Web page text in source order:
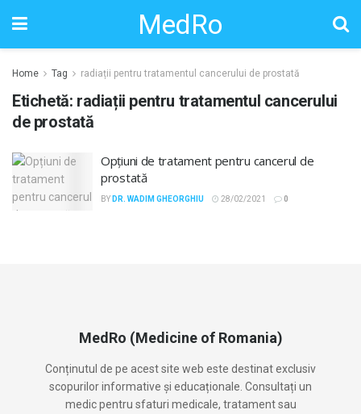
MedRo
Home Tag radiații pentru tratamentul cancerului de prostată
Etichetă: radiații pentru tratamentul cancerului
de prostată
Opțiuni de tratament pentru cancerul de
prostată
BY DR. WADIM GHEORGHIU 28/02/2021 0
MedRo (Medicine of Romania)
Conținutul de pe acest site web este destinat exclusiv
scopurilor informative și educaționale. Consultați un
medic pentru sfaturi medicale, tratament sau